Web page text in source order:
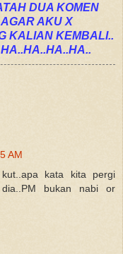
DUA KOMEN
AKU X
KALIAN KEMBALI..
AM
kata kita pergi
bukan nabi or